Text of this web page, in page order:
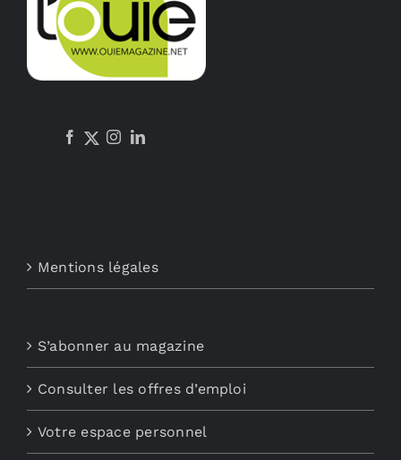
Mentions légales
S’abonner au magazine
Consulter les offres d’emploi
Votre espace personnel